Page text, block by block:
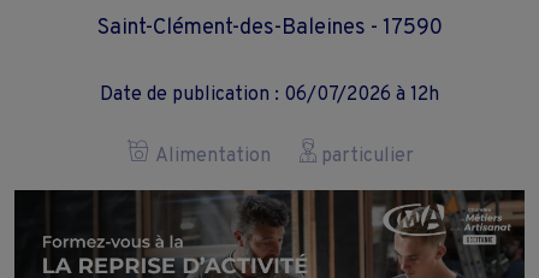
Saint-Clément-des-Baleines - 17590
Date de publication : 06/07/2026 à 12h
Alimentation particulier